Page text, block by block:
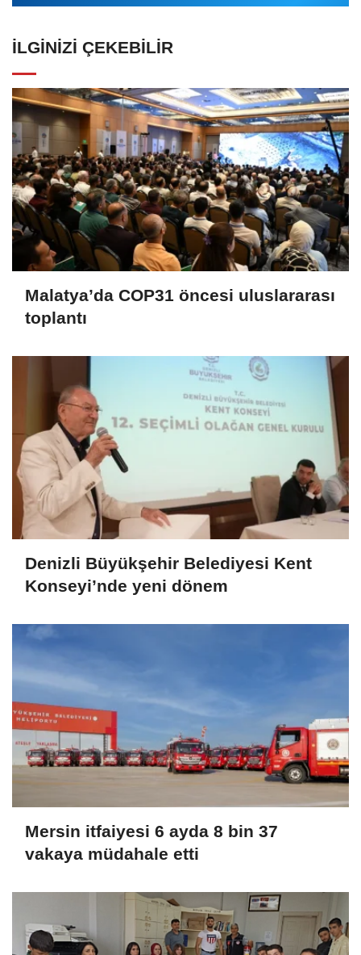
İLGINIZI ÇEKEBILIR
Malatya’da COP31 öncesi uluslararası
toplantı
Denizli Büyükşehir Belediyesi Kent
Konseyi’nde yeni dönem
Mersin itfaiyesi 6 ayda 8 bin 37
vakaya müdahale etti